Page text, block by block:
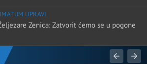
UPRAVI
Zenica: Zatvorit ćemo se u pogone